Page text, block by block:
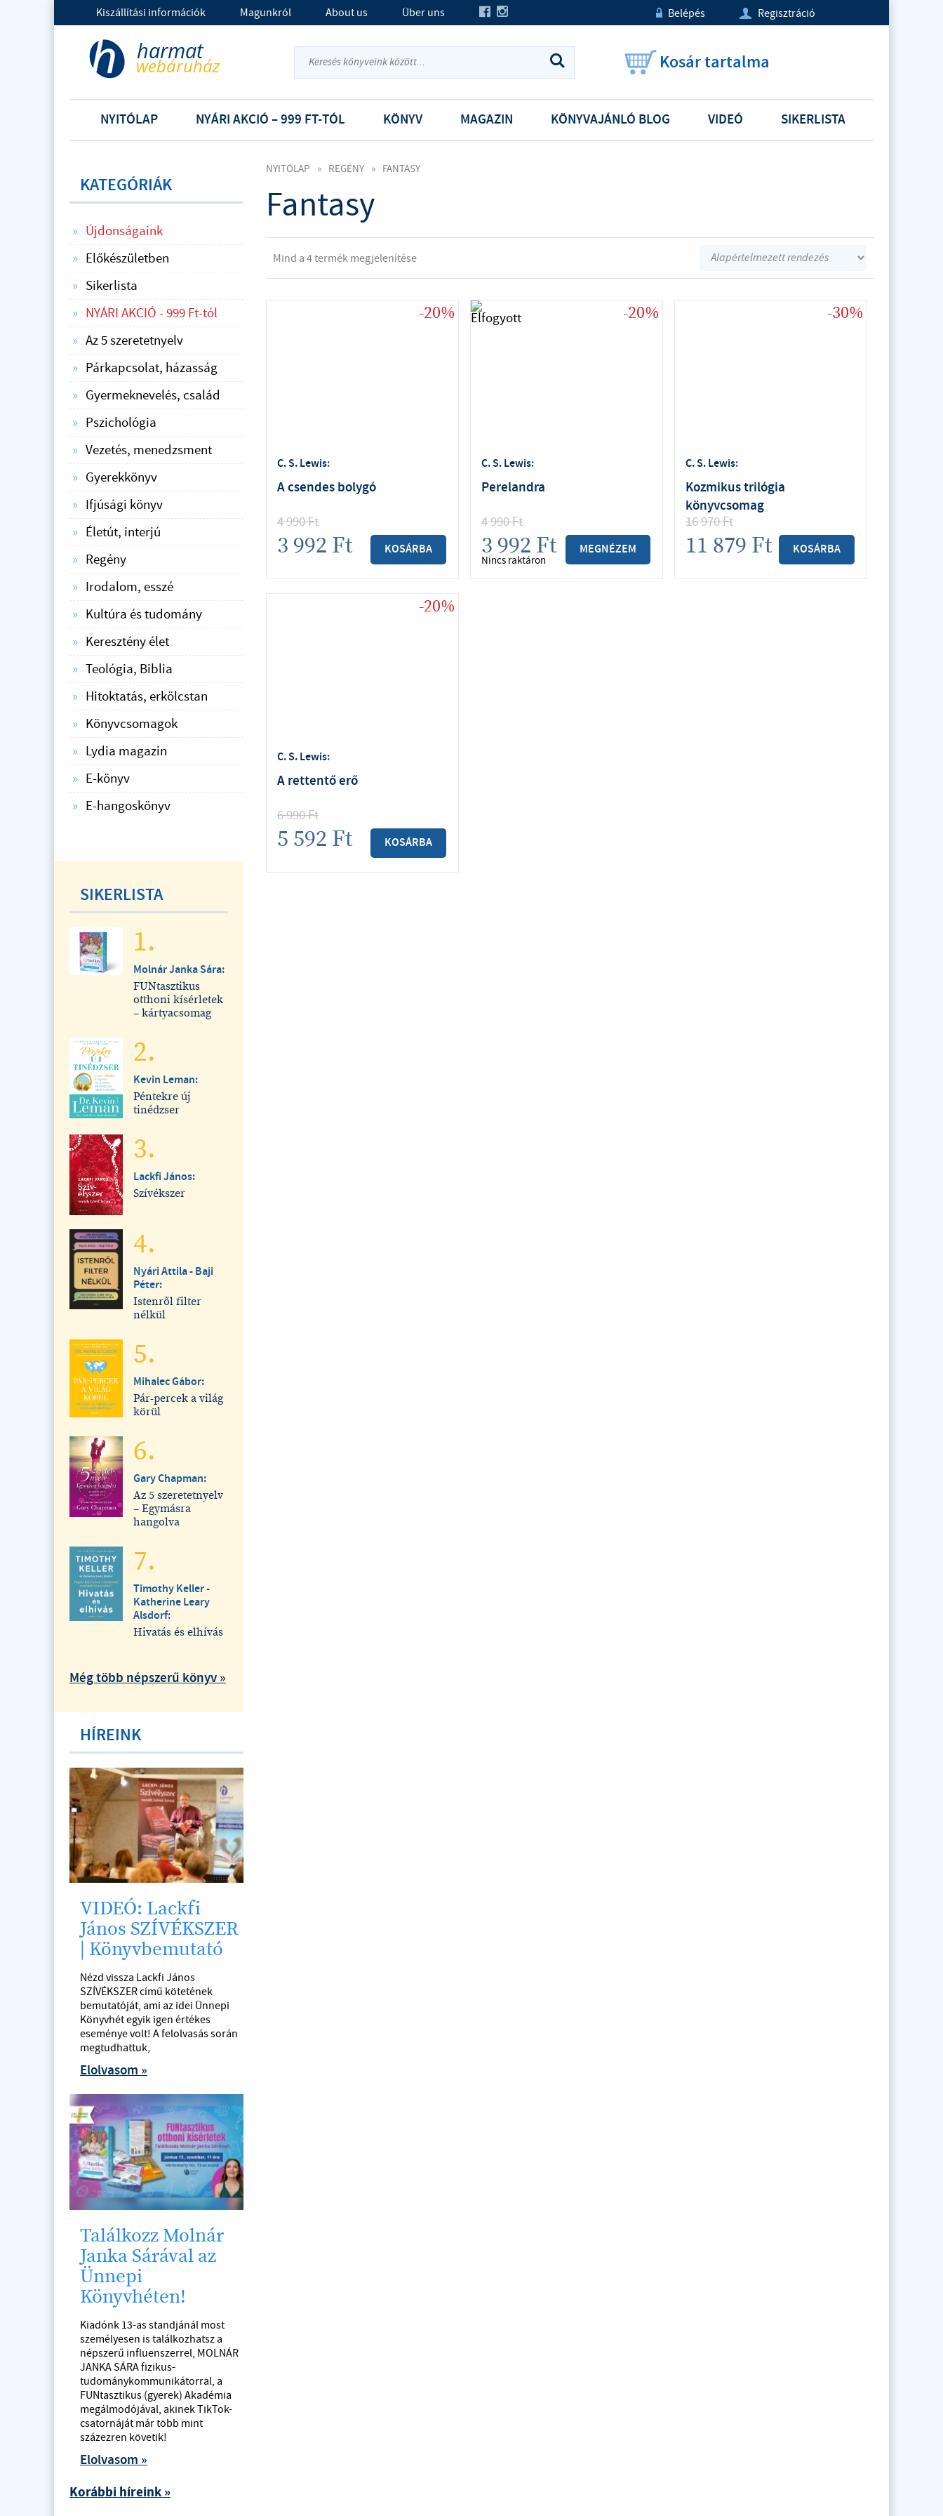
Kiszállítási információk Magunkról About us Über uns w Belépés U Regisztráció
Kosár tartalma
NYITÓLAP NYÁRI AKCIÓ – 999 FT-TÓL KÖNYV MAGAZIN KÖNYVAJÁNLÓ BLOG VIDEÓ SIKERLISTA
NYITÓLAP » REGÉNY » FANTASY
Fantasy
Mind a 4 termék megjelenítése
-20%
C. S. Lewis:
A csendes bolygó
4 990Ft
3 992 Ft KOSÁRBA
-20%
C. S. Lewis:
Perelandra
4 990Ft
3 992 Ft
Nincs raktáron
MEGNÉZEM
-30%
C. S. Lewis:
Kozmikus trilógia
könyvcsomag
16 970Ft
11 879 Ft KOSÁRBA
-20%
C. S. Lewis:
A rettentő erő
6 990Ft
5 592 Ft KOSÁRBA
KATEGÓRIÁK
Újdonságaink
Előkészületben
Sikerlista
NYÁRI AKCIÓ - 999 Ft-tól
Az 5 szeretetnyelv
Párkapcsolat, házasság
Gyermeknevelés, család
Pszichológia
Vezetés, menedzsment
Gyerekkönyv
Ifjúsági könyv
Életút, interjú
Regény
Irodalom, esszé
Kultúra és tudomány
Keresztény élet
Teológia, Biblia
Hitoktatás, erkölcstan
Könyvcsomagok
Lydia magazin
E-könyv
E-hangoskönyv
SIKERLISTA
1.
Molnár Janka Sára:
FUNtasztikus
otthoni kísérletek
– kártyacsomag
2.
Kevin Leman:
Péntekre új
tinédzser
3.
Lackfi János:
Szívékszer
4.
Nyári Attila - Baji
Péter:
Istenről filter
nélkül
5.
Mihalec Gábor:
Pár-percek a világ
körül
6.
Gary Chapman:
Az 5 szeretetnyelv
– Egymásra
hangolva
7.
Timothy Keller -
Katherine Leary
Alsdorf:
Hivatás és elhívás
Még több népszerű könyv »
HÍREINK
VIDEÓ: Lackfi
János SZÍVÉKSZER
| Könyvbemutató
Nézd vissza Lackfi János
SZÍVÉKSZER című kötetének
bemutatóját, ami az idei Ünnepi
Könyvhét egyik igen értékes
eseménye volt! A felolvasás során
megtudhattuk,
Elolvasom »
Találkozz Molnár
Janka Sárával az
Ünnepi
Könyvhéten!
Kiadónk 13-as standjánál most
személyesen is találkozhatsz a
népszerű influenszerrel, MOLNÁR
JANKA SÁRA fizikus-
tudománykommunikátorral, a
FUNtasztikus (gyerek) Akadémia
megálmodójával, akinek TikTok-
csatornáját már több mint
százezren követik!
Elolvasom »
Korábbi híreink »